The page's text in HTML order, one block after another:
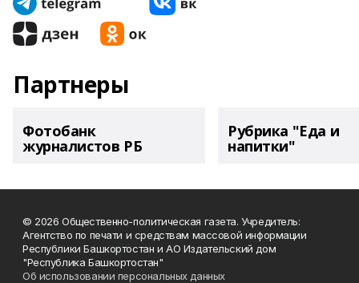
Партнеры
Фотобанк
журналистов РБ
Рубрика "Еда и
напитки"
© 2026 Общественно-политическая газета. Учредитель:
Агентство по печати и средствам массовой информации
Республики Башкортостан и АО Издательский дом
"Республика Башкортостан"
Об использовании персональных данных